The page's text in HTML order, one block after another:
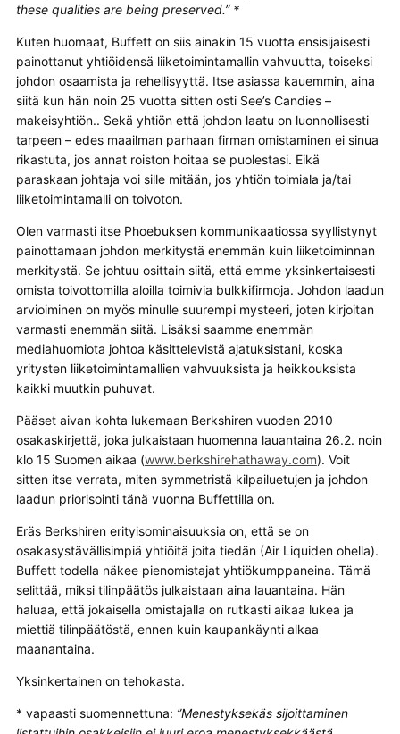
these qualities are being preserved.” *
Kuten huomaat, Buffett on siis ainakin 15 vuotta ensisijaisesti
painottanut yhtiöidensä liiketoimintamallin vahvuutta, toiseksi
johdon osaamista ja rehellisyyttä. Itse asiassa kauemmin, aina
siitä kun hän noin 25 vuotta sitten osti See’s Candies –
makeisyhtiön.. Sekä yhtiön että johdon laatu on luonnollisesti
tarpeen – edes maailman parhaan firman omistaminen ei sinua
rikastuta, jos annat roiston hoitaa se puolestasi. Eikä
paraskaan johtaja voi sille mitään, jos yhtiön toimiala ja/tai
liiketoimintamalli on toivoton.
Olen varmasti itse Phoebuksen kommunikaatiossa syyllistynyt
painottamaan johdon merkitystä enemmän kuin liiketoiminnan
merkitystä. Se johtuu osittain siitä, että emme yksinkertaisesti
omista toivottomilla aloilla toimivia bulkkifirmoja. Johdon laadun
arvioiminen on myös minulle suurempi mysteeri, joten kirjoitan
varmasti enemmän siitä. Lisäksi saamme enemmän
mediahuomiota johtoa käsittelevistä ajatuksistani, koska
yritysten liiketoimintamallien vahvuuksista ja heikkouksista
kaikki muutkin puhuvat.
Pääset aivan kohta lukemaan Berkshiren vuoden 2010
osakaskirjettä, joka julkaistaan huomenna lauantaina 26.2. noin
klo 15 Suomen aikaa (www.berkshirehathaway.com). Voit
sitten itse verrata, miten symmetristä kilpailuetujen ja johdon
laadun priorisointi tänä vuonna Buffettilla on.
Eräs Berkshiren erityisominaisuuksia on, että se on
osakasystävällisimpiä yhtiöitä joita tiedän (Air Liquiden ohella).
Buffett todella näkee pienomistajat yhtiökumppaneina. Tämä
selittää, miksi tilinpäätös julkaistaan aina lauantaina. Hän
haluaa, että jokaisella omistajalla on rutkasti aikaa lukea ja
miettiä tilinpäätöstä, ennen kuin kaupankäynti alkaa
maanantaina.
Yksinkertainen on tehokasta.
* vapaasti suomennettuna: ”Menestyksekäs sijoittaminen